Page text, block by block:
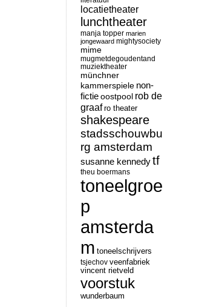
locatietheater
lunchtheater
manja topper marien
jongewaard mightysociety
mime
mugmetdegoudentand
muziektheater
münchner
kammerspiele non-
fictieoostpool rob de
graaf ro theater
shakespeare
stadsschouwbu
rg amsterdam
susanne kennedytf
theu boermans
toneelgroe
p
amsterda
m toneelschrijvers
tsjechov veenfabriek
vincent rietveld
voorstuk
wunderbaum